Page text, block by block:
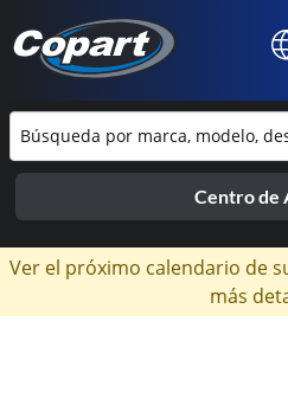
Centro de
Ver el próximo calendario de
más